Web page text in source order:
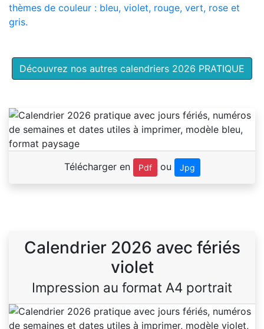
thèmes de couleur : bleu, violet, rouge, vert, rose et
gris.
Découvrez nos autres calendriers 2026 PRATIQUE
Télécharger en Pdf ou Jpg
Calendrier 2026 avec fériés
violet
Impression au format A4 portrait